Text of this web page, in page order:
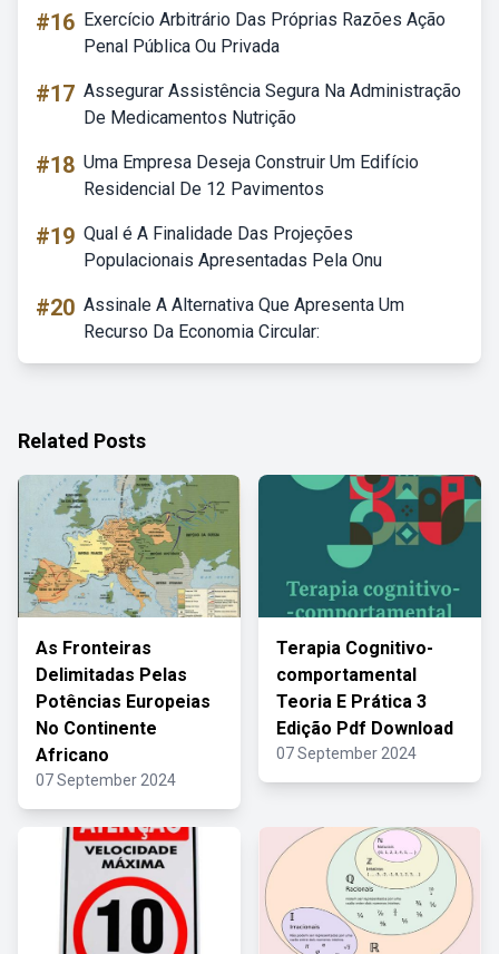
#16 Exercício Arbitrário Das Próprias Razões Ação
Penal Pública Ou Privada
#17 Assegurar Assistência Segura Na Administração
De Medicamentos Nutrição
#18 Uma Empresa Deseja Construir Um Edifício
Residencial De 12 Pavimentos
#19 Qual é A Finalidade Das Projeções
Populacionais Apresentadas Pela Onu
#20 Assinale A Alternativa Que Apresenta Um
Recurso Da Economia Circular:
Related Posts
As Fronteiras
Delimitadas Pelas
Potências Europeias
No Continente
Africano
07 September 2024
Terapia Cognitivo-
comportamental
Teoria E Prática 3
Edição Pdf Download
07 September 2024